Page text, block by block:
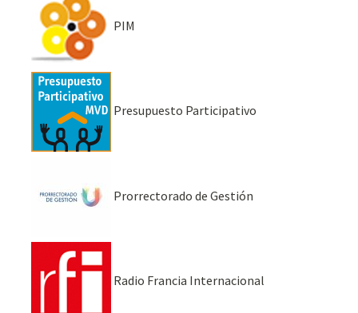
PIM
Presupuesto Participativo
Prorrectorado de Gestión
Radio Francia Internacional